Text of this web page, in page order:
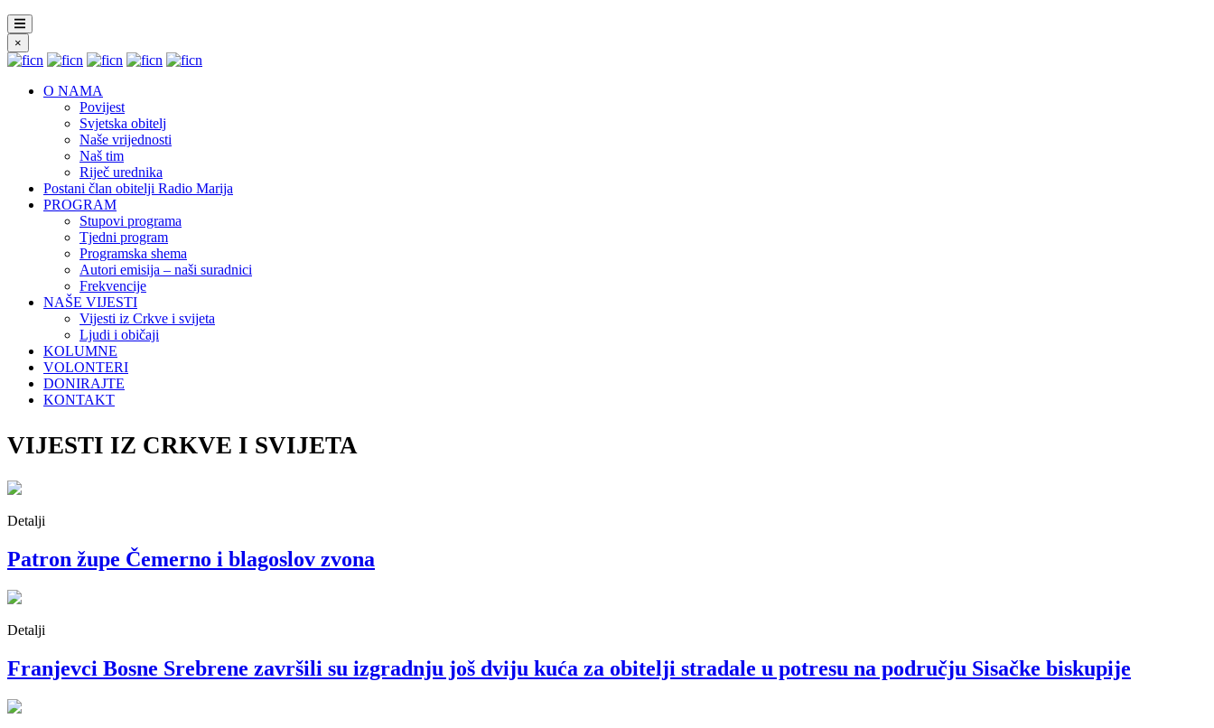
×
O NAMA
Povijest
Svjetska obitelj
Naše vrijednosti
Naš tim
Riječ urednika
Postani član obitelji Radio Marija
PROGRAM
Stupovi programa
Tjedni program
Programska shema
Autori emisija – naši suradnici
Frekvencije
NAŠE VIJESTI
Vijesti iz Crkve i svijeta
Ljudi i običaji
KOLUMNE
VOLONTERI
DONIRAJTE
KONTAKT
VIJESTI IZ CRKVE I SVIJETA
Detalji
Patron župe Čemerno i blagoslov zvona
Detalji
Franjevci Bosne Srebrene završili su izgradnju još dviju kuća za obitelji stradale u potresu na području Sisačke biskupije